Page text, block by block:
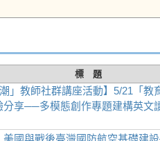
標 題
潮」教師社群講座活動】5/21「教
分享──多模態創作專題建構英文
美國與戰後臺灣國防航空基礎建